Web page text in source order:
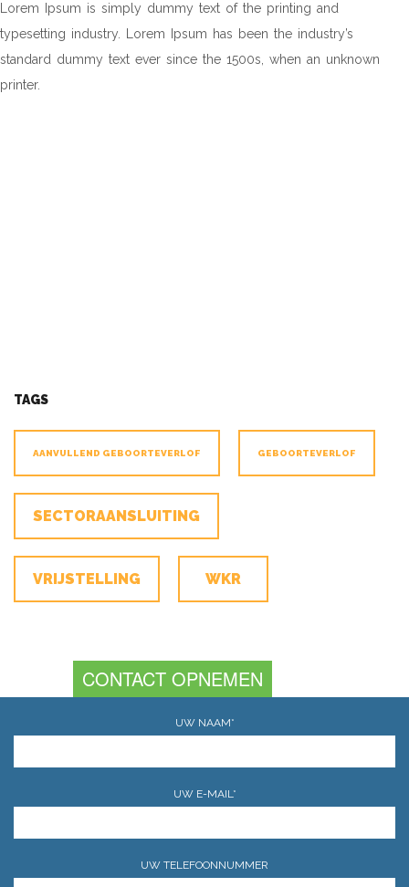
Lorem Ipsum is simply dummy text of the printing and
typesetting industry. Lorem Ipsum has been the industry’s
standard dummy text ever since the 1500s, when an unknown
printer.
TAGS
AANVULLEND GEBOORTEVERLOF GEBOORTEVERLOF
SECTORAANSLUITING
VRIJSTELLING WKR
CONTACT OPNEMEN
UW NAAM*
UW E-MAIL*
UW TELEFOONNUMMER